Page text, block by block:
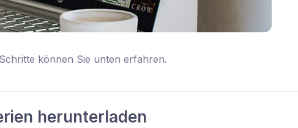
können Sie unten erfahren.
herunterladen